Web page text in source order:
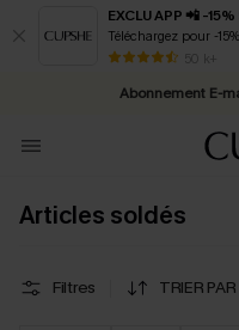
EXCLU APP 📲 -15%
Téléchargez pour -
50 k+
* Livraison
Abonnement E-
Articles soldés
Filtres TRIER PAR